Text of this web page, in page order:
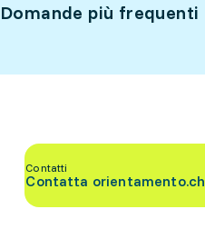
Domande più frequenti
Contatti
Contatta orientamento.ch